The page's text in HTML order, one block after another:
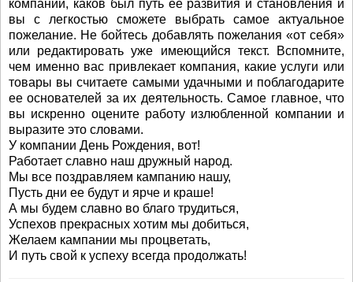
компании, каков был путь ее развития и становления и
вы с легкостью сможете выбрать самое актуальное
пожелание. Не бойтесь добавлять пожелания «от себя»
или редактировать уже имеющийся текст. Вспомните,
чем именно вас привлекает компания, какие услуги или
товары вы считаете самыми удачными и поблагодарите
ее основателей за их деятельность. Самое главное, что
вы искренно оцените работу излюбленной компании и
выразите это словами.
У компании День Рождения, вот!
Работает славно наш дружный народ.
Мы все поздравляем кампанию нашу,
Пусть дни ее будут и ярче и краше!
А мы будем славно во благо трудиться,
Успехов прекрасных хотим мы добиться,
Желаем кампании мы процветать,
И путь свой к успеху всегда продолжать!